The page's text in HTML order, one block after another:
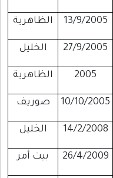
13/9/2005 الظاهرية
27/9/2005 الخليل
2005 الظاهرية
10/10/2005 صوريف
14/2/2008 الخليل
26/4/2009 بيت أمر